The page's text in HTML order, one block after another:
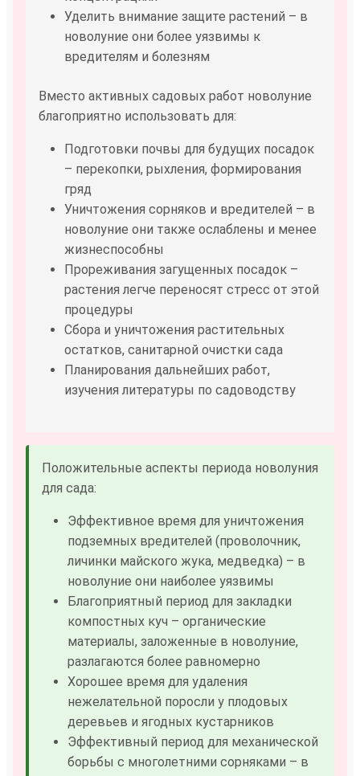
Уделить внимание защите растений – в
новолуние они более уязвимы к
вредителям и болезням
Вместо активных садовых работ новолуние
благоприятно использовать для:
Подготовки почвы для будущих посадок
– перекопки, рыхления, формирования
гряд
Уничтожения сорняков и вредителей – в
новолуние они также ослаблены и менее
жизнеспособны
Прореживания загущенных посадок –
растения легче переносят стресс от этой
процедуры
Сбора и уничтожения растительных
остатков, санитарной очистки сада
Планирования дальнейших работ,
изучения литературы по садоводству
Положительные аспекты периода новолуния
для сада:
Эффективное время для уничтожения
подземных вредителей (проволочник,
личинки майского жука, медведка) – в
новолуние они наиболее уязвимы
Благоприятный период для закладки
компостных куч – органические
материалы, заложенные в новолуние,
разлагаются более равномерно
Хорошее время для удаления
нежелательной поросли у плодовых
деревьев и ягодных кустарников
Эффективный период для механической
борьбы с многолетними сорняками – в